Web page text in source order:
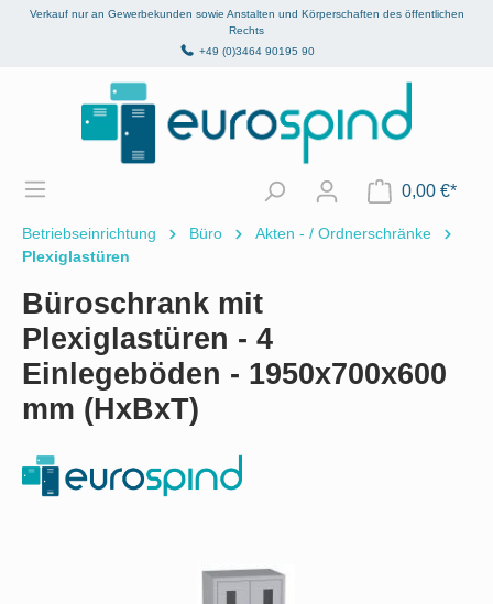
springen
Verkauf nur an Gewerbekunden sowie Anstalten und Körperschaften des öffentlichen
Rechts
+49 (0)3464 90195 90
0,00 €*
Betriebseinrichtung Büro
Akten - / Ordnerschränke
Plexiglastüren
Büroschrank mit
Plexiglastüren - 4
Einlegeböden - 1950x700x600
mm (HxBxT)